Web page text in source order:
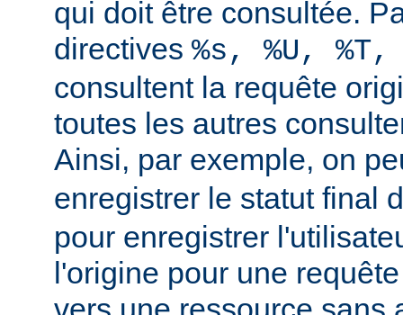
qui doit être consultée.
directives %s, %U, %T,
consultent la requête
toutes les autres
Ainsi, par exemple, on
enregistrer le statut final
pour enregistrer
l'origine pour une